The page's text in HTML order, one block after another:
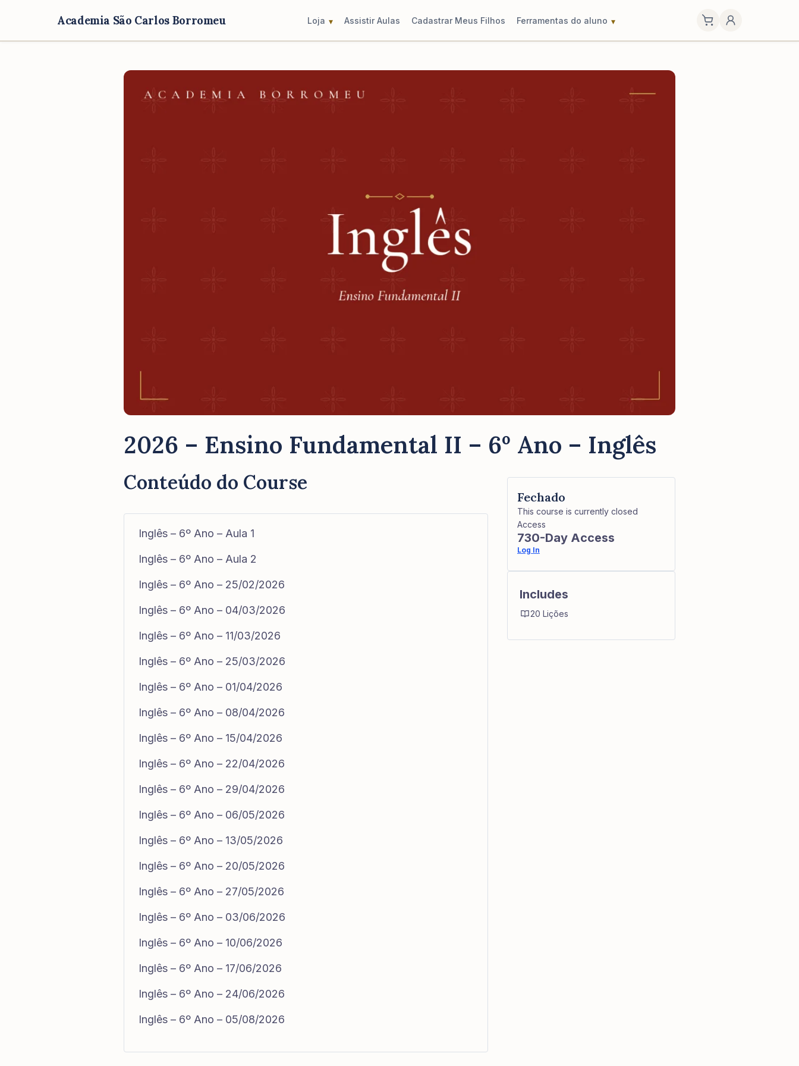
Academia São Carlos Borromeu Loja Assistir Aulas Cadastrar Meus Filhos Ferramentas do aluno
2026 – Ensino Fundamental II – 6º Ano – Inglês
Conteúdo do Course
Inglês – 6º Ano – Aula 1
Inglês – 6º Ano – Aula 2
Inglês – 6º Ano – 25/02/2026
Inglês – 6º Ano – 04/03/2026
Inglês – 6º Ano – 11/03/2026
Inglês – 6º Ano – 25/03/2026
Inglês – 6º Ano – 01/04/2026
Inglês – 6º Ano – 08/04/2026
Inglês – 6º Ano – 15/04/2026
Inglês – 6º Ano – 22/04/2026
Inglês – 6º Ano – 29/04/2026
Inglês – 6º Ano – 06/05/2026
Inglês – 6º Ano – 13/05/2026
Inglês – 6º Ano – 20/05/2026
Inglês – 6º Ano – 27/05/2026
Inglês – 6º Ano – 03/06/2026
Inglês – 6º Ano – 10/06/2026
Inglês – 6º Ano – 17/06/2026
Inglês – 6º Ano – 24/06/2026
Inglês – 6º Ano – 05/08/2026
Fechado
This course is currently closed
Access
730-Day Access
Log In
Includes
20 Lições